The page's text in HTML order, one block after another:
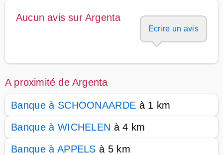
Aucun avis sur Argenta
Ecrire un avis
A proximité de Argenta
Banque à SCHOONAARDE à 1 km
Banque à WICHELEN à 4 km
Banque à APPELS à 5 km